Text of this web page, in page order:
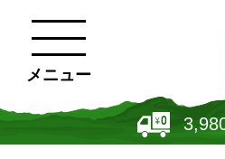
メニュー